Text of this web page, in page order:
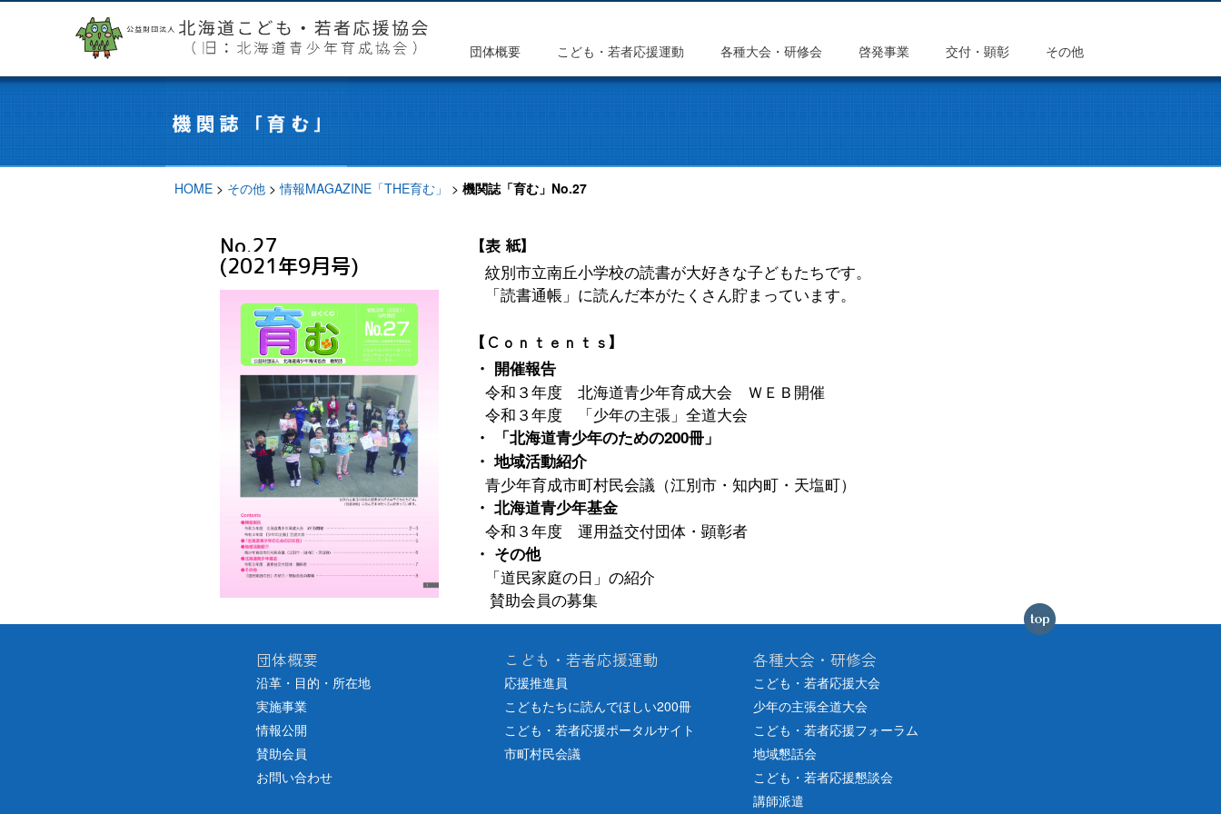
団体概要 こども・若者応援運動 各種大会・研修会 啓発事業 交付・顕彰 その他
HOME > その他 >情報MAGAZINE「THE育む」 > 機関誌「育む」No.27
No.27
(2021年9月号)
【表 紙】
紋別市立南丘小学校の読書が大好きな子どもたちです。
「読書通帳」に読んだ本がたくさん貯まっています。
【Ｃｏｎｔｅｎｔｓ】
・ 開催報告
令和３年度 北海道青少年育成大会 ＷＥＢ開催
令和３年度 「少年の主張」全道大会
・ 「北海道青少年のための200冊」
・ 地域活動紹介
青少年育成市町村民会議（江別市・知内町・天塩町）
・ 北海道青少年基金
令和３年度 運用益交付団体・顕彰者
・ その他
「道民家庭の日」の紹介
賛助会員の募集
団体概要
沿革・目的・所在地
実施事業
情報公開
賛助会員
お問い合わせ
こども・若者応援運動
応援推進員
こどもたちに読んでほしい200冊
こども・若者応援ポータルサイト
市町村民会議
各種大会・研修会
こども・若者応援大会
少年の主張全道大会
こども・若者応援フォーラム
地域懇話会
こども・若者応援懇談会
講師派遣